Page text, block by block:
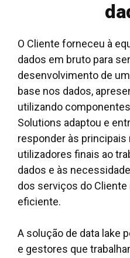
O Cliente forneceu à
dados em bruto para
desenvolvimento de
base nos dados,
utilizando
Solutions adaptou e
responder às
utilizadores finais ao
dados e às
dos serviços do Cliente
eficiente.
A solução de data lake
e gestores que